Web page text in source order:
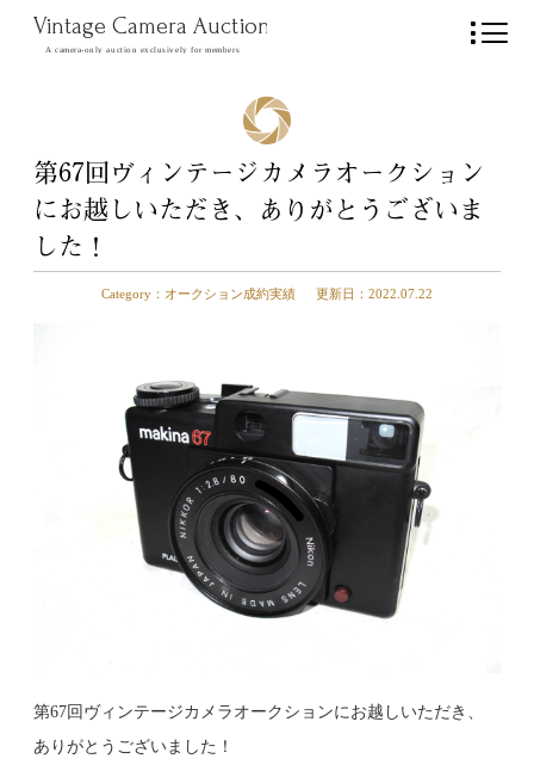
Vintage Camera Auction
A camera-only auction exclusively for members
第67回ヴィンテージカメラオークション
にお越しいただき、ありがとうございま
した！
Category： オークション成約実績 更新日： 2022.07.22
第67回ヴィンテージカメラオークションにお越しいただき、
ありがとうございました！